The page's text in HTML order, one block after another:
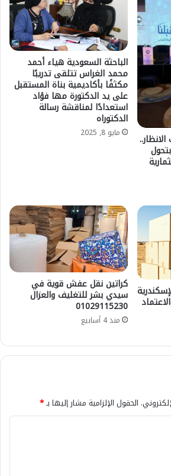
الباحثة السعودية هياء أحمد
محمد الغراس تتلقى تدريبًا
مكثفًا بأكاديمية بناة المستقبل
على يد الدكتورة مها فؤاد
استعدادًا لمناقشة رسالة
الدكتوراه
مايو 8, 2025
والاعتماد
كراتين نقل عفش قوية في
سيدي بشر للتغليف والعزال
01029115230
منذ 4 أسابيع
الحقول الإلزامية مشار إليها بـ*